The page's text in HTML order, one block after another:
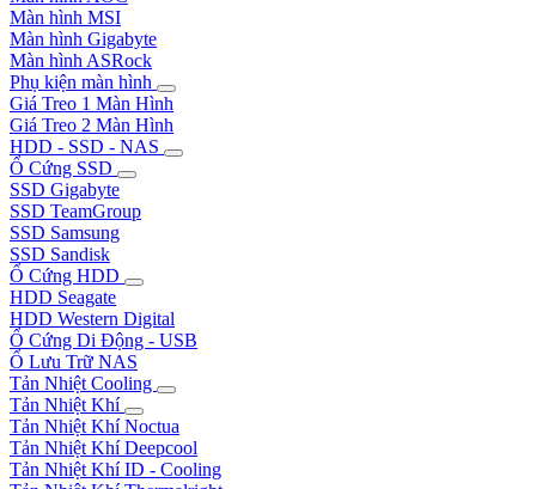
Màn hình MSI
Màn hình Gigabyte
Màn hình ASRock
Phụ kiện màn hình
Giá Treo 1 Màn Hình
Giá Treo 2 Màn Hình
HDD - SSD - NAS
Ổ Cứng SSD
SSD Gigabyte
SSD TeamGroup
SSD Samsung
SSD Sandisk
Ổ Cứng HDD
HDD Seagate
HDD Western Digital
Ổ Cứng Di Động - USB
Ổ Lưu Trữ NAS
Tản Nhiệt Cooling
Tản Nhiệt Khí
Tản Nhiệt Khí Noctua
Tản Nhiệt Khí Deepcool
Tản Nhiệt Khí ID - Cooling